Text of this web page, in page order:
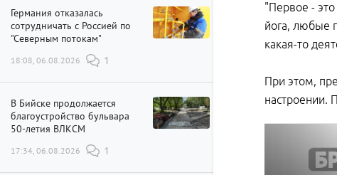
Германия отказалась
сотрудничать с Россией по
"Северным потокам"
18:08, 06.08.2026 1
В Бийске продолжается
благоустройство бульвара
50-летия ВЛКСМ
17:34, 06.08.2026 1
"Первое -
йога, любые
какая-то
При этом,
настроении.